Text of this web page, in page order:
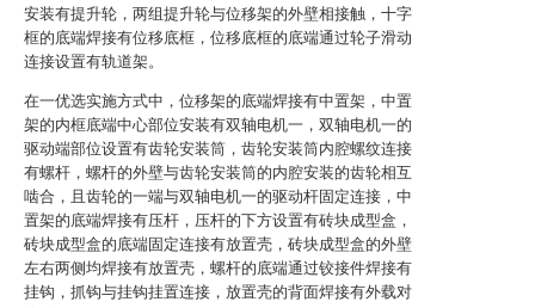
安装有提升轮，两组提升轮与位移架的外壁相接触，十字
框的底端焊接有位移底框，位移底框的底端通过轮子滑动
连接设置有轨道架。
在一优选实施方式中，位移架的底端焊接有中置架，中置
架的内框底端中心部位安装有双轴电机一，双轴电机一的
驱动端部位设置有齿轮安装筒，齿轮安装筒内腔螺纹连接
有螺杆，螺杆的外壁与齿轮安装筒的内腔安装的齿轮相互
啮合，且齿轮的一端与双轴电机一的驱动杆固定连接，中
置架的底端焊接有压杆，压杆的下方设置有砖块成型盒，
砖块成型盒的底端固定连接有放置壳，砖块成型盒的外壁
左右两侧均焊接有放置壳，螺杆的底端通过铰接件焊接有
挂钩，抓钩与挂钩挂置连接，放置壳的背面焊接有外载对